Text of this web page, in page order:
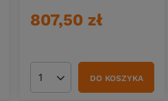
807,50 zł
Ilość produktówDO KOSZYKA